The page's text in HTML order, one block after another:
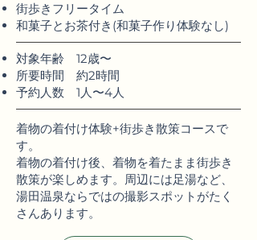
​街歩きフリータイム​
和菓子とお茶付き(和菓子作り体験なし)
​対象年齢 12歳〜
​所要時間 約2時間
予約人数 1人〜4人
着物の着付け体験+街歩き散策コースで
す。
​着物の着付け後、着物を着たまま街歩き
散策が楽しめます。周辺には足湯など、
湯田温泉ならではの撮影スポットがたく
さんあります。